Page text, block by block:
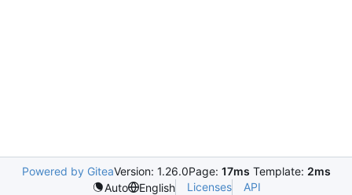
Powered by GiteaVersion: 1.26.0Page: 17ms Template: 2ms
Auto
English Licenses API